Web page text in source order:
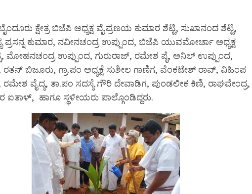
ಕ್ಷೇತ್ರ ಬಿಜೆಪಿ ಅಧ್ಯಕ್ಷ ವೈ.ಪ್ರಣಯ ಕುಮಾರ ಶೆಟ್ಟಿ, ಸುಖಾನಂದ ಶೆಟ್ಟಿ,
ಪ್ರಸನ್ನ ಕುಮಾರ, ನವೀನಚಂದ್ರ ಉಪ್ಪುಂದ, ಬಿಜೆಪಿ ಯುವಮೋರ್ಚಾ ಅಧ್ಯಕ್ಷ
ಮೋಹನಚಂದ್ರ ಉಪ್ಪುಂದ, ಗುರುರಾಜ್, ರಮೇಶ ಪೈ, ಅನಿಲ್ ಉಪ್ಪುಂದ,
ಬಿಜೂರು, ಗ್ರಾ.ಪಂ ಅಧ್ಯಕ್ಷೆ ಸುಶೀಲ ಗಾಣಿಗ, ವೆಂಕಟೇಶ್ ರಾವ್, ವಿಹಿಂಪ
ರಮೇಶ ವೈದ್ಯ, ತಾ.ಪಂ ಸದಸ್ಯೆ ಗೌರಿ ದೇವಾಡಿಗ, ಪುಂಡಲೀಕ ಕಿಣಿ, ರಾಘವೇಂದ್ರ,
ಐತಾಳ್, ಹಾಗೂ ಸ್ಥಳೀಯರು ಪಾಲ್ಗೊಂಡಿದ್ದರು.